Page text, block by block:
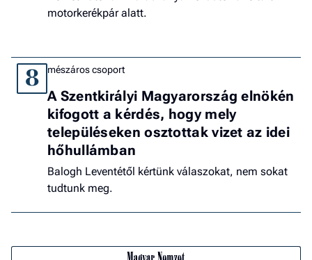
motorkerékpár alatt.
8 mészáros csoport
A Szentkirályi Magyarország elnökén
kifogott a kérdés, hogy mely
településeken osztottak vizet az idei
hőhullámban
Balogh Leventétől kértünk válaszokat, nem sokat
tudtunk meg.